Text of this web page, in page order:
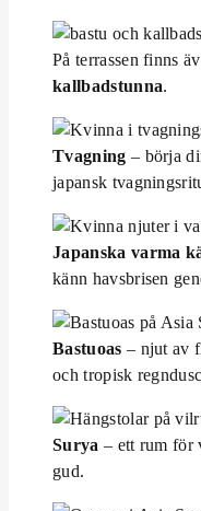
På terrassen finns
kallbadstunna.
Tvagning – börja
japansk
Japanska varma
känn havsbrisen
Bastuoas – njut av
och tropisk
Surya – ett rum för
gud.